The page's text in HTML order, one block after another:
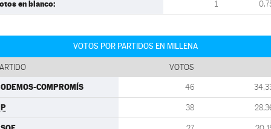
en blanco: 1
VOTOS POR PARTIDOS EN MILLENA
VOTOS
COMPROMÍS 46
38